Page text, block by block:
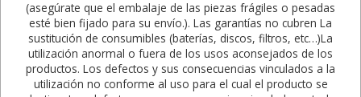
(asegúrate que el embalaje de las piezas frágiles o pesadas
esté bien fijado para su envío.). Las garantías no cubren La
sustitución de consumibles (baterías, discos, filtros, etc…)La
utilización anormal o fuera de los usos aconsejados de los
productos. Los defectos y sus consecuencias vinculados a la
utilización no conforme al uso para el cual el producto se